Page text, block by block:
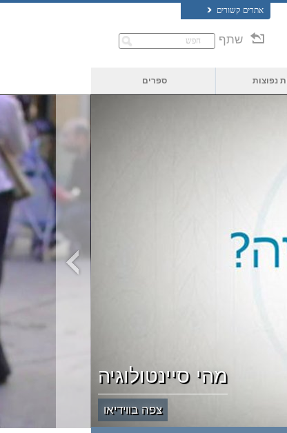
אתרים קשורים
שתף
נפוצות ספרים
מהי סיינטולוגיה
צפה בווידיאו